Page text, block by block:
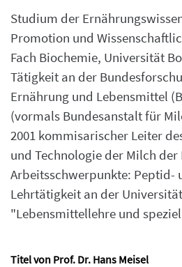
Studium der
Promotion und
Fach Biochemie, Universität
Tätigkeit an der
Ernährung und Lebensmittel
(vormals Bundesanstalt für
2001 kommisarischer Leiter
und Technologie der Milch der
Arbeitsschwerpunkte: Peptid-
Lehrtätigkeit an der
"Lebensmittellehre und
Titel von Prof. Dr. Hans Meisel